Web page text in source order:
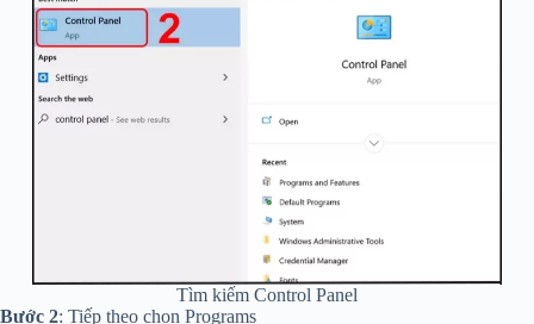
Tìm kiếm Control Panel
Bước 2: Tiếp theo chọn Programs